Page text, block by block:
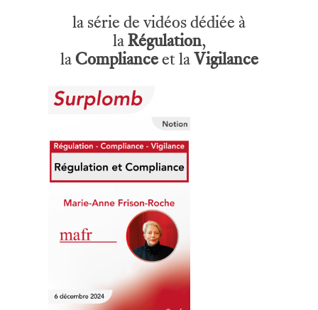
la série de vidéos dédiée à
laRégulation,
laComplianceet laVigilance